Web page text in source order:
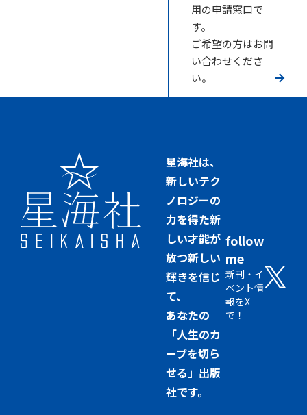
用の申請窓口で
す。
ご希望の方はお問
い合わせくださ
い。
星海社は、
新しいテク
ノロジーの
力を得た新
しい才能が
放つ新しい
輝きを信じ
て、
あなたの
「人生のカ
ーブを切ら
せる」出版
社です。
follow
me
新刊・イ
ベント情
報をX
で！